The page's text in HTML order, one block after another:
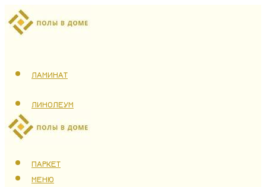
ЛАМИНАТ
ЛИНОЛЕУМ
ТЕПЛЫЙ ПОЛ
ПАРКЕТ
МЕНЮ